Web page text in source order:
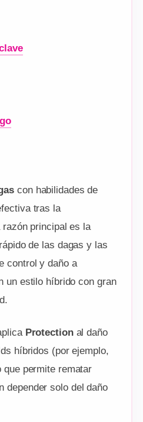
con habilidades de
tras la
principal es la
de las dagas y las
control y daño a
un estilo híbrido con gran
Protectional daño
híbridos (por ejemplo,
que permite rematar
depender solo del daño